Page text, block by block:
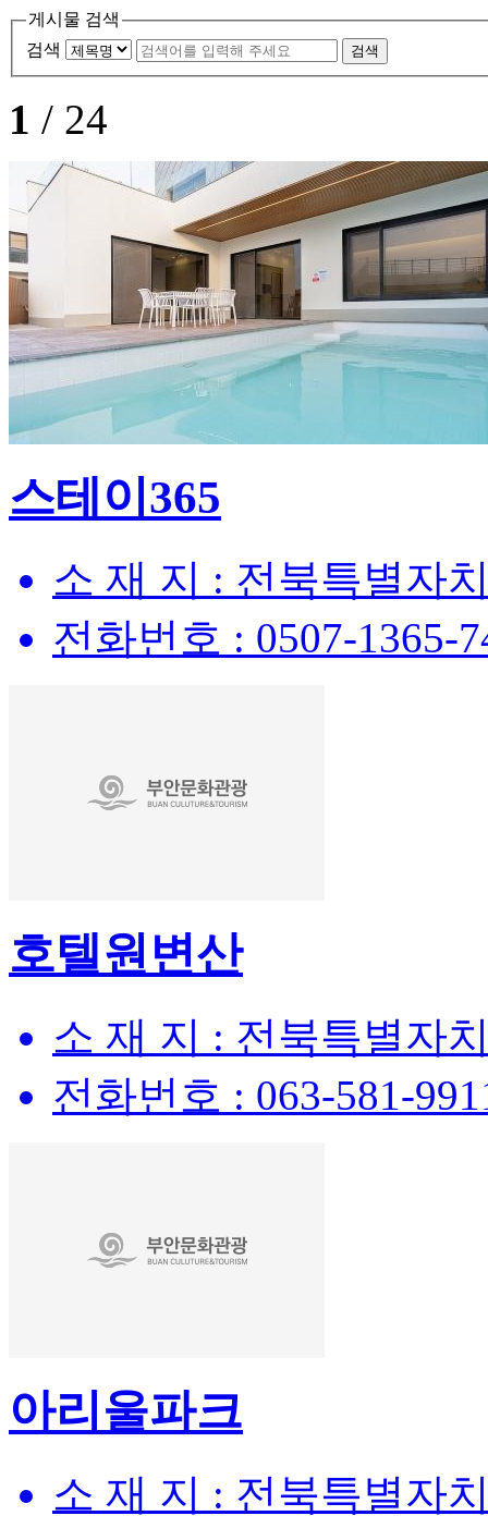
게시물 검색
검색
1 / 24
스테이365
소 재 지 : 전북특별자
전화번호 : 0507-1365-
호텔원변산
소 재 지 : 전북특별자
전화번호 : 063-581-
아리울파크
소 재 지 : 전북특별자